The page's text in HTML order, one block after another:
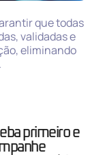
que todas
validadas e
eliminando
primeiro e